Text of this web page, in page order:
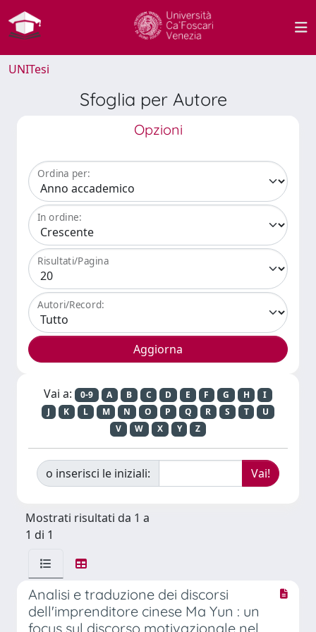
UNITesi
Sfoglia per Autore
Opzioni
Ordina per:
In ordine:
Risultati/Pagina
Autori/Record:
Vai a: 0-9 A B C D E F G H
I
J
K L M N O P Q R S T
U
V
W X Y Z
o inserisci le iniziali:
Mostrati risultati da 1 a
1 di 1
Analisi e traduzione dei discorsi
dell'imprenditore cinese Ma Yun : un
focus sul discorso motivazionale nel